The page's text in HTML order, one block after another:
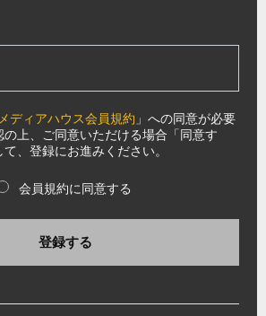
ディアハウス会員規約 」への同意が必要
上、ご同意いただける場合「同意す
、登録にお進みください。
会員規約に同意する
登録する